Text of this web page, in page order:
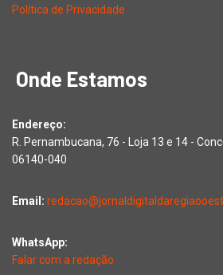
Política de Privacidade
Onde Estamos
Endereço:
R. Pernambucana, 76 - Loja 13 e 14 -
06140-040
Email:
WhatsApp:
Falar com a redação